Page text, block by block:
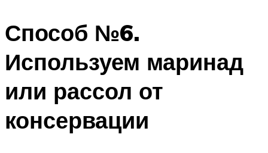
Способ №6.
Используем маринад
или рассол от
консервации